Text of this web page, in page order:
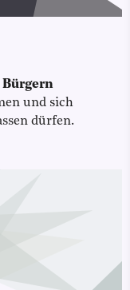
und sich
dürfen.